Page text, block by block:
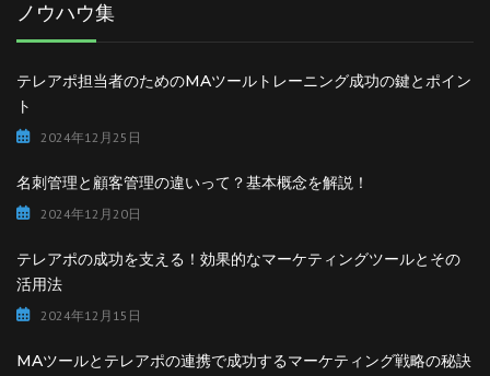
ノウハウ集
テレアポ担当者のためのMAツールトレーニング成功の鍵とポイン
ト
2024年12月25日
名刺管理と顧客管理の違いって？基本概念を解説！
2024年12月20日
テレアポの成功を支える！効果的なマーケティングツールとその
活用法
2024年12月15日
MAツールとテレアポの連携で成功するマーケティング戦略の秘訣